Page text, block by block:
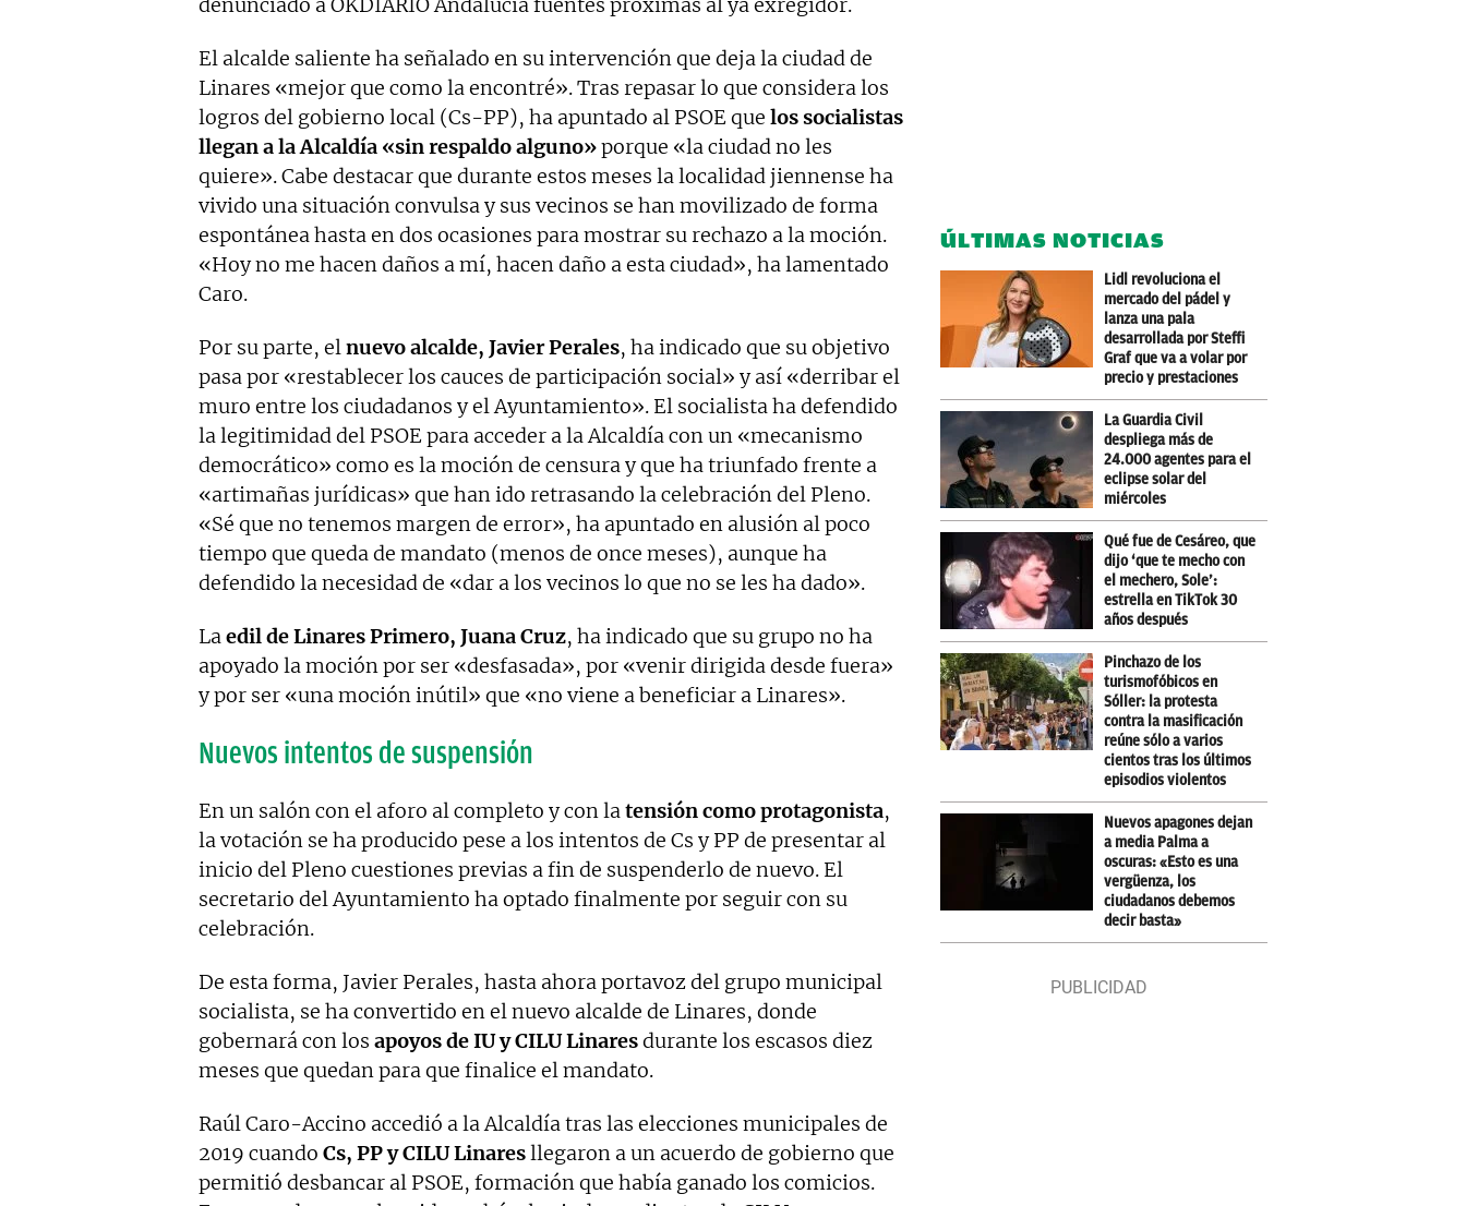
El alcalde saliente ha señalado en su intervención que deja la ciudad de
Linares «mejor que como la encontré». Tras repasar lo que considera los
logros del gobierno local (Cs-PP), ha apuntado al PSOE que los socialistas
llegan a la Alcaldía «sin respaldo alguno»porque «la ciudad no les
quiere». Cabe destacar que durante estos meses la localidad jiennense ha
vivido una situación convulsa y sus vecinos se han movilizado de forma
espontánea hasta en dos ocasiones para mostrar su rechazo a la moción.
«Hoy no me hacen daños a mí, hacen daño a esta ciudad», ha lamentado
Caro.
Por su parte, elnuevo alcalde, Javier Perales, ha indicado que su objetivo
pasa por «restablecer los cauces de participación social» y así «derribar el
muro entre los ciudadanos y el Ayuntamiento». El socialista ha defendido
la legitimidad del PSOE para acceder a la Alcaldía con un «mecanismo
democrático» como es la moción de censura y que ha triunfado frente a
«artimañas jurídicas» que han ido retrasando la celebración del Pleno.
«Sé que no tenemos margen de error», ha apuntado en alusión al poco
tiempo que queda de mandato (menos de once meses), aunque ha
defendido la necesidad de «dar a los vecinos lo que no se les ha dado».
Laedil de Linares Primero, Juana Cruz, ha indicado que su grupo no ha
apoyado la moción por ser «desfasada», por «venir dirigida desde fuera»
y por ser «una moción inútil» que «no viene a beneficiar a Linares».
Nuevos intentos de suspensión
En un salón con el aforo al completo y con latensión como protagonista,
la votación se ha producido pese a los intentos de Cs y PP de presentar al
inicio del Pleno cuestiones previas a fin de suspenderlo de nuevo. El
secretario del Ayuntamiento ha optado finalmente por seguir con su
celebración.
De esta forma, Javier Perales, hasta ahora portavoz del grupo municipal
socialista, se ha convertido en el nuevo alcalde de Linares, donde
gobernará con los apoyos de IU y CILU Linaresdurante los escasos diez
meses que quedan para que finalice el mandato.
Raúl Caro-Accino accedió a la Alcaldía tras las elecciones municipales de
2019 cuando Cs, PP y CILU Linaresllegaron a un acuerdo de gobierno que
permitió desbancar al PSOE, formación que había ganado los comicios.
ÚLTIMAS NOTICIAS
Lidl revoluciona el
mercado del pádel y
lanza una pala
desarrollada por Steffi
Graf que va a volar por
precio y prestaciones
La Guardia Civil
despliega más de
24.000 agentes para el
eclipse solar del
miércoles
Qué fue de Cesáreo, que
dijo ‘que te mecho con
el mechero, Sole’:
estrella en TikTok 30
años después
Pinchazo de los
turismofóbicos en
Sóller: la protesta
contra la masificación
reúne sólo a varios
cientos tras los últimos
episodios violentos
Nuevos apagones dejan
a media Palma a
oscuras: «Esto es una
vergüenza, los
ciudadanos debemos
decir basta»